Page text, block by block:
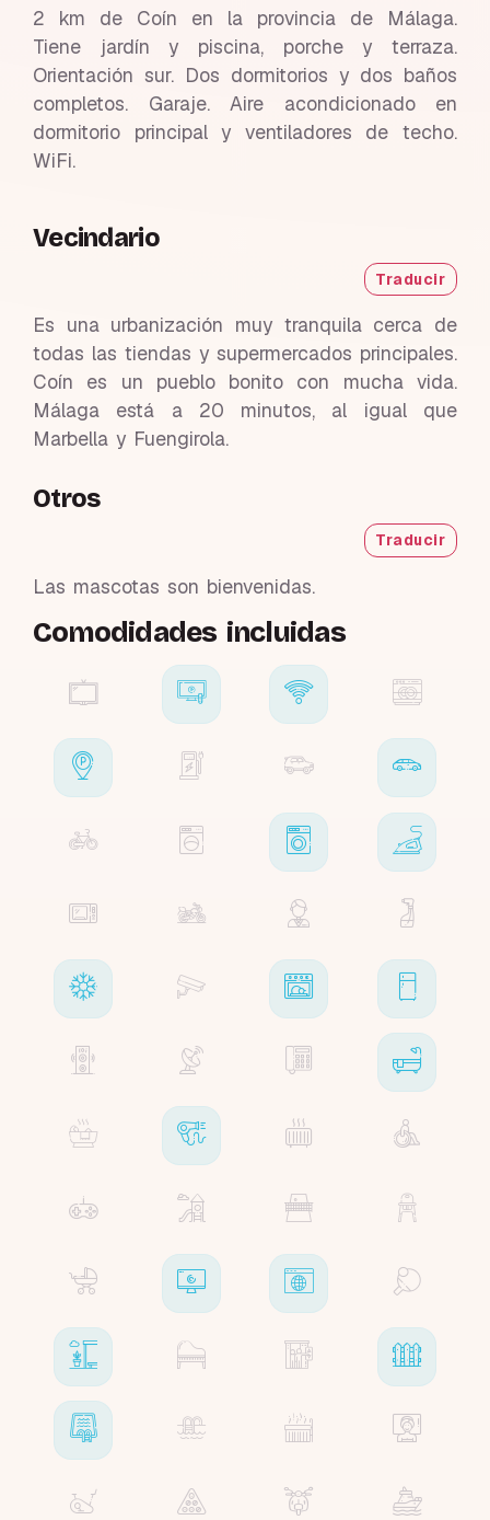
2 km de Coín en la provincia de Málaga.
Tiene jardín y piscina, porche y terraza.
Orientación sur. Dos dormitorios y dos baños
completos. Garaje. Aire acondicionado en
dormitorio principal y ventiladores de techo.
WiFi.
Vecindario
Traducir
Es una urbanización muy tranquila cerca de
todas las tiendas y supermercados principales.
Coín es un pueblo bonito con mucha vida.
Málaga está a 20 minutos, al igual que
Marbella y Fuengirola.
Otros
Traducir
Las mascotas son bienvenidas.
Comodidades incluidas